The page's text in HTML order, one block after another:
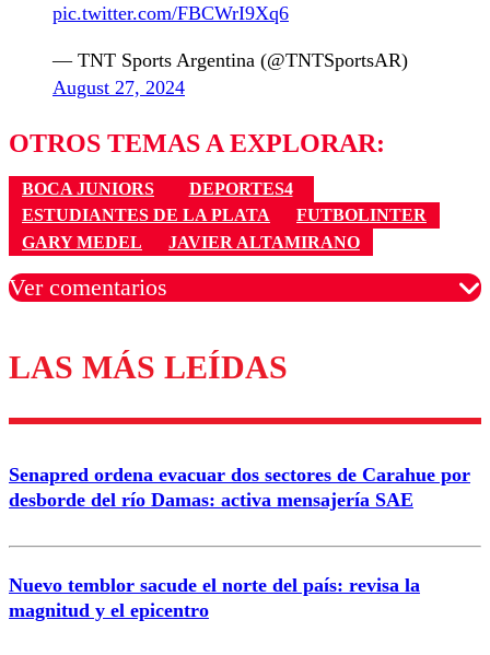
pic.twitter.com/FBCWrI9Xq6
— TNT Sports Argentina (@TNTSportsAR)
August 27, 2024
OTROS TEMAS A EXPLORAR:
BOCA JUNIORS
DEPORTES4
ESTUDIANTES DE LA PLATA
FUTBOLINTER
GARY MEDEL
JAVIER ALTAMIRANO
Ver comentarios
Los comentarios son moderados para garantizar un
diálogo respetuoso.
Correo
LAS MÁS LEÍDAS
Senapred ordena evacuar dos sectores de Carahue por
desborde del río Damas: activa mensajería SAE
Nuevo temblor sacude el norte del país: revisa la
magnitud y el epicentro